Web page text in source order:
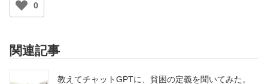
0
関連記事
教えてチャットGPTに、貧困の定義を聞いてみた。